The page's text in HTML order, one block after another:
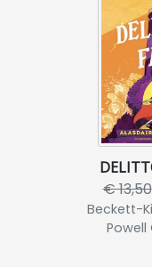
€ 13,50
Beckett-
Powell